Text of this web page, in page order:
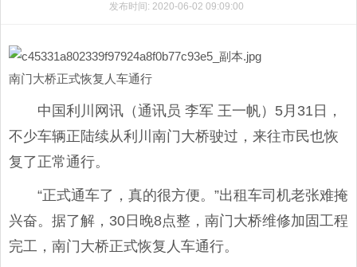
发布时间: 2020-06-02 09:09:00
南门大桥正式恢复人车通行
中国利川网讯（通讯员 李军 王一帆）5月31日，
不少车辆正陆续从利川南门大桥驶过，来往市民也恢
复了正常通行。
“正式通车了，真的很方便。”出租车司机老张难掩
兴奋。据了解，30日晚8点整，南门大桥维修加固工程
完工，南门大桥正式恢复人车通行。